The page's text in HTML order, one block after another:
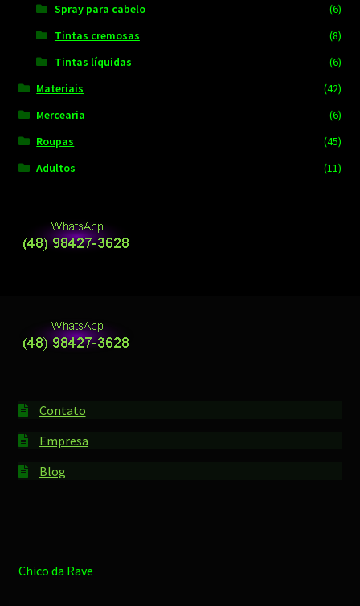
Spray para cabelo
(6)
Tintas cremosas
(8)
Tintas líquidas
(6)
Materiais
(42)
Mercearia
(6)
Roupas
(45)
Adultos
(11)
Contato
Empresa
Blog
Chico da Rave